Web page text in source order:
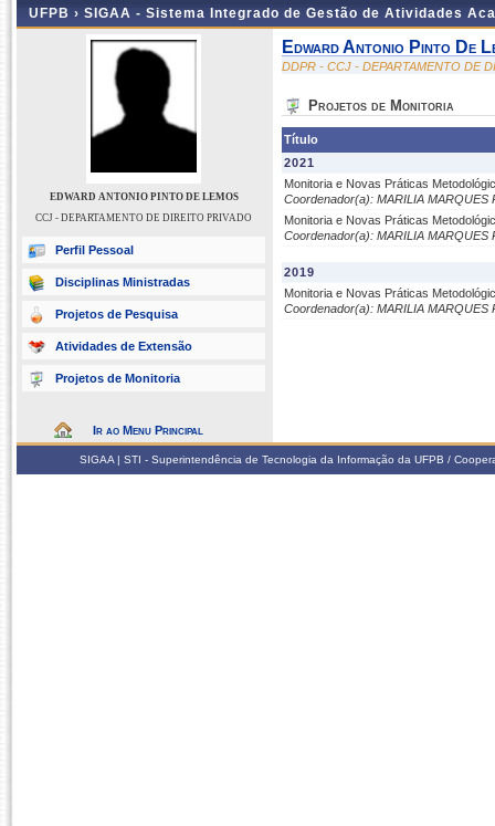
UFPB › SIGAA - Sistema Integrado de Gestão de Atividades
EDWARD ANTONIO PINTO DE LEMOS
CCJ - DEPARTAMENTO DE DIREITO PRIVADO
Perfil Pessoal
Disciplinas Ministradas
Projetos de Pesquisa
Atividades de Extensão
Projetos de Monitoria
Ir ao Menu Principal
Edward Antonio Pinto De
DDPR - CCJ - DEPARTAMENTO DE
Projetos de Monitoria
Título
2021
Monitoria e Novas Práticas
Coordenador(a): MARILIA MARQUES
Monitoria e Novas Práticas
Coordenador(a): MARILIA MARQUES
2019
Monitoria e Novas Práticas
Coordenador(a): MARILIA MARQUES
SIGAA | STI - Superintendência de Tecnologia da Informação da UFPB /